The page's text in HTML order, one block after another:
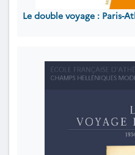
Le double voyage : Paris-